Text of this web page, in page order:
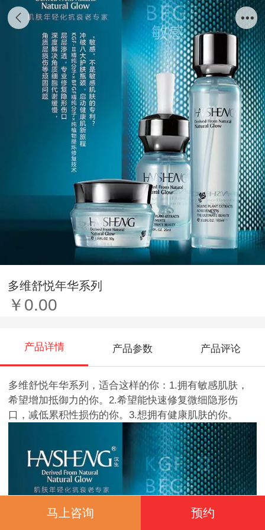
多维舒悦年华系列
￥0.00
产品详情 产品参数 产品评论
多维舒悦年华系列，适合这样的你：1.拥有敏感肌肤，
希望增加抵御力的你。2.希望能快速修复微细隐形伤
口，减低累积性损伤的你。3.想拥有健康肌肤的你。
马上咨询 预约